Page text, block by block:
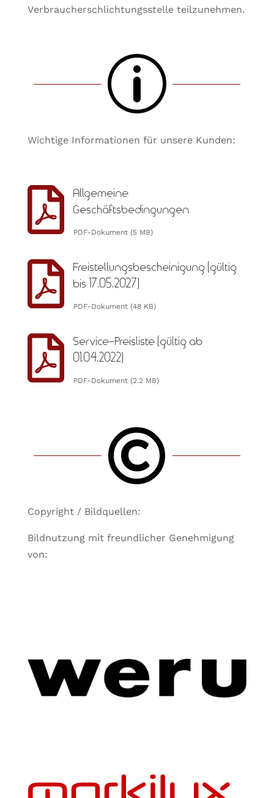
Verbraucherschlichtungsstelle teilzunehmen.
p
Wichtige Informationen für unsere Kunden:

Allgemeine
Geschäftsbedingungen
PDF-Dokument (5 MB)

Freistellungsbescheinigung (gültig
bis 17.05.2027)
PDF-Dokument (48 KB)

Service-Preisliste (gültig ab
01.04.2022)
PDF-Dokument (2.2 MB)

Copyright / Bildquellen:
Bildnutzung mit freundlicher Genehmigung
von: